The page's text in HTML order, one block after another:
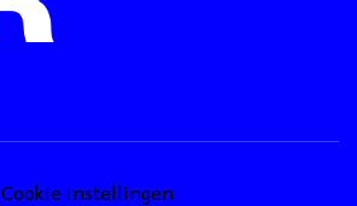
Cookie instellingen